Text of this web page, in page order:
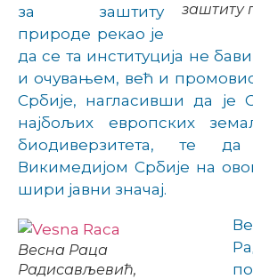
заштиту
за заштиту
природе рекао је
да се та институција не
и очувањем, већ и
Србије, нагласивши да је
најбољих европских
биодиверзитета, те
Викимедијом Србије на
шири јавни значај.
Весна Раца
Радисављевић,